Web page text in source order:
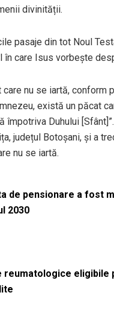
divinității.
pasaje din tot Noul
care Isus vorbește
nu se iartă, conform
există un păcat
împotriva Duhului
județul Botoșani, şi a
nu se iartă.
de pensionare a fost
2030
reumatologice eligibile